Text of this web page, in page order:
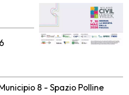
8 - Spazio Polline